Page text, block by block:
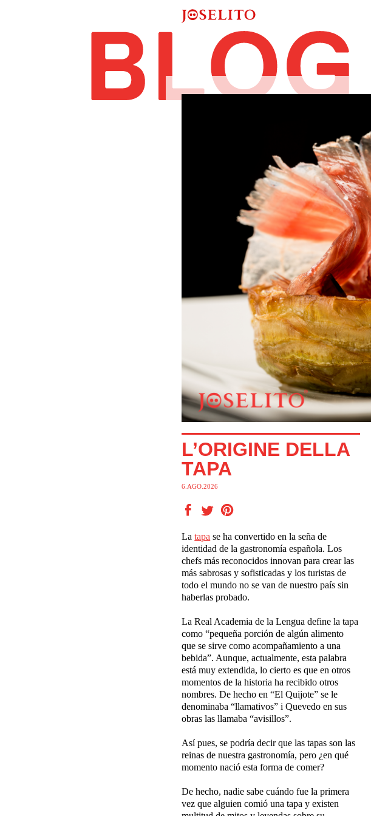
L’ORIGINE DELLA
TAPA
6.AGO.2026
Latapa se ha convertido en la seña de
identidad de la gastronomía española. Los
chefs más reconocidos innovan para crear las
más sabrosas y sofisticadas y los turistas de
todo el mundo no se van de nuestro país sin
haberlas probado.
La Real Academia de la Lengua define la tapa
como “pequeña porción de algún alimento
que se sirve como acompañamiento a una
bebida”. Aunque, actualmente, esta palabra
está muy extendida, lo cierto es que en otros
momentos de la historia ha recibido otros
nombres. De hecho en “El Quijote” se le
denominaba “llamativos” i Quevedo en sus
obras las llamaba “avisillos”.
Así pues, se podría decir que las tapas son las
reinas de nuestra gastronomía, pero ¿en qué
momento nació esta forma de comer?
De hecho, nadie sabe cuándo fue la primera
vez que alguien comió una tapa y existen